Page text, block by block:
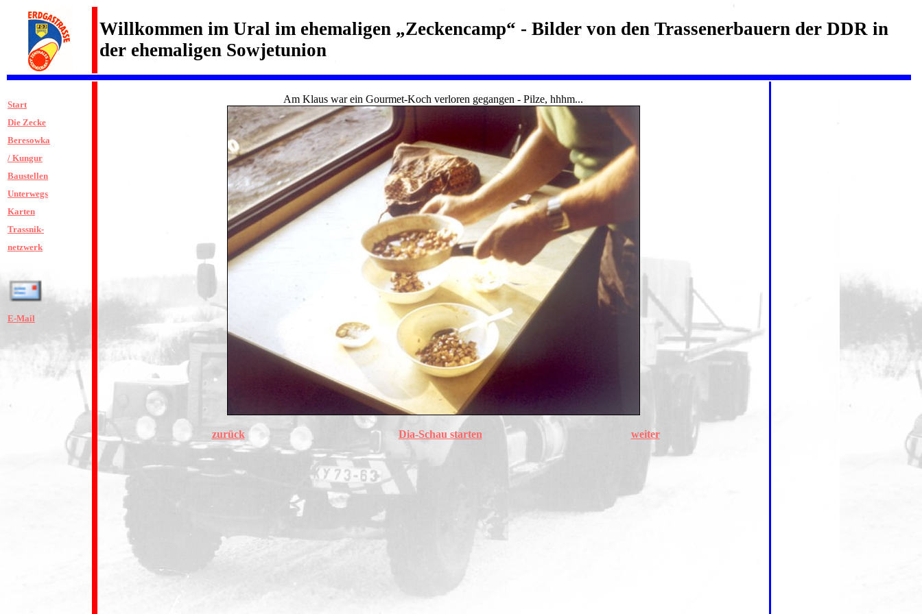
Willkommen im Ural im ehemaligen „Zeckencamp“ - Bilder von den Trassenerbauern der DDR in
der ehemaligen Sowjetunion
Start
Die Zecke
Beresowka
/ Kungur
Baustellen
Unterwegs
Karten
Trassnik-
netzwerk
E-Mail
Am Klaus war ein Gourmet-Koch verloren gegangen - Pilze, hhhm...
zurück Dia-Schau starten weiter